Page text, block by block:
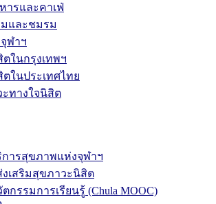
ารและคาเฟ่
และชมรม
ฬาฯ
ในกรุงเทพฯ
ในประเทศไทย
ทางใจนิสิต
ารสุขภาพแห่งจุฬาฯ
เสริมสุขภาวะนิสิต
กรรมการเรียนรู้ (Chula MOOC)